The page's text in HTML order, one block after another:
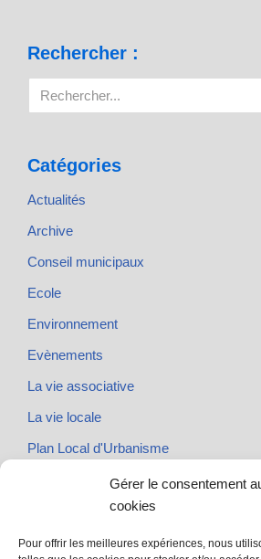
Gérer le consentement
cookies
Pour offrir les meilleures expériences, nous
Rechercher :
Catégories
Actualités
Archive
Conseil municipaux
Ecole
Environnement
Evènements
La vie associative
La vie locale
Plan Local d'Urbanisme